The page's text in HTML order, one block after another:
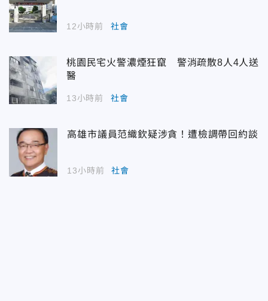
12小時前 社會
桃園民宅火警濃煙狂竄 警消疏散8人4人送
醫
13小時前 社會
高雄市議員范織欽疑涉貪！遭檢調帶回約談
13小時前 社會